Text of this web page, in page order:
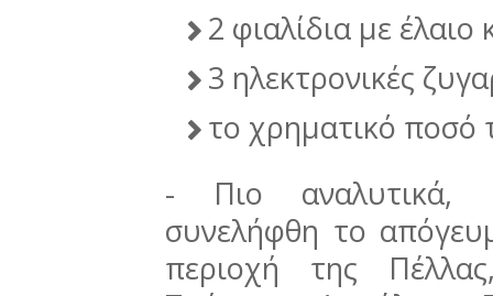
2 φιαλίδια με
3 ηλεκτρονικές
το χρηματικό ποσό
- Πιο αναλυτικά,
συνελήφθη το
περιοχή της